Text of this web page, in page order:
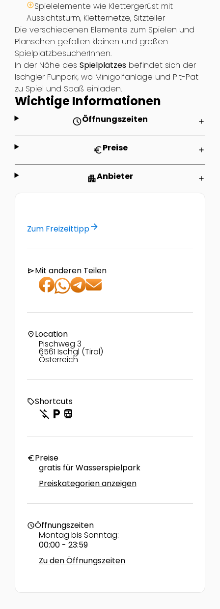
Spielelemente wie Klettergerüst mit
Aussichtsturm, Kletternetze, Sitzteller
Die verschiedenen Elemente zum Spielen und
Planschen gefallen kleinen und großen
SpielplatzbesucherInnen.
In der Nähe des Spielplatzesbefindet sich der
Ischgler Funpark, wo Minigolfanlage und Pit-Pat
zu Spiel und Spaß einladen.
Wichtige Informationen
scheduleÖffnungszeiten add
euroPreise add
apartmentAnbieter add
Zum Freizeittipparrow_forward
sendMit anderen Teilen
location_onLocation
Pischweg 3
6561 Ischgl (Tirol)
Österreich
local_offerShortcuts
money_off local_parking directions_transit
euroPreise
gratis für Wasserspielpark
Preiskategorien anzeigen
scheduleÖffnungszeiten
Montag bis Sonntag:
00:00 - 23:59
Zu den Öffnungszeiten